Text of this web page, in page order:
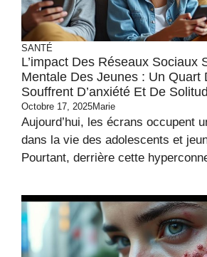
SANTÉ
L’impact Des Réseaux Sociaux
Mentale Des Jeunes : Un Quart
Souffrent D’anxiété Et De
Octobre 17, 2025Marie
Aujourd’hui, les écrans occupent
dans la vie des adolescents et
Pourtant, derrière cette